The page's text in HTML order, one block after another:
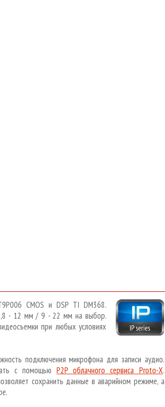
CMOS и DSP TI DM368.
2,8 - 12 мм / 9 - 22 мм на выбор.
при любых условиях
подключения микрофона для записи аудио.
с помощьюP2P облачного сервиса Proto-X.
сохранить данные в аварийном режиме, а